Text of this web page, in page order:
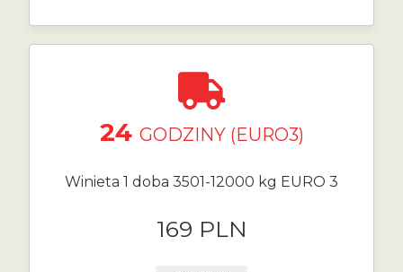
24 GODZINY (EURO3)
Winieta 1 doba 3501-12000 kg EURO 3
169 PLN